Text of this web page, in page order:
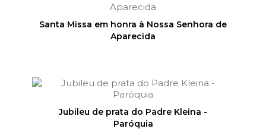
Santa Missa em honra à Nossa Senhora de
Aparecida
Jubileu de prata do Padre Kleina -
Paróquia